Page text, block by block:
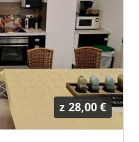
z 28,00 €